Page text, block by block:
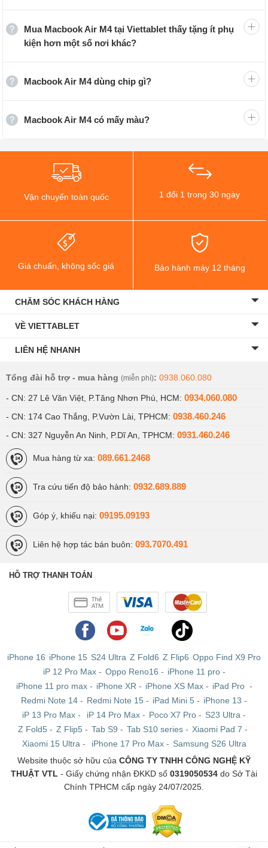
inch và
với kích thước 15 inch. Ngoài ra,
cả hai model đều cung cấp thêm các phiên bản cấu hình
16GB - 256GB 25.899.000 ₫
33.999.000 ₫
MacBook Air M4 có gì mới?
Tuy không có nhiều thay đổi đột phá nhưng Apple đã hiệu
nghiệm tốt hơn cho người dùng.
Tùy chọn màu xanh dương mới
đã làm mới dòng MacBook Air của mình bằng một
tùy chọn màu xanh dương da trời hoàn toàn mới. Nó là
màu xanh da trời với tông nhạt tuyệt đẹp, ánh kim tạo ra
hiệu ứng chuyển sắc khá sống động khi ánh sáng phản
chiếu vào bề mặt. Màu mới này cùng các màu sắc khác
như đêm xanh thẳm, ánh sao và bạc hoàn thiện bộ sưu
tập rực rỡ của dòng máy này.
Tùy chọn màu xanh da trời mới
Chip M4 mạnh mẽ
Bên cạnh màu sắc mới, Apple cũng nâng cấp hiệu suất
hoạt động của dòngMacBookAir với con chip M4. Bộ vi
xử lý này có CPU 10 lõi mạnh mẽ, GPU lên đến 10 lõi và
hỗ trợ bộ nhớ hợp nhất tối đa lên đến 32GB. Nhờ đó,
giúp MacBook Air M4 2025 nhanh hơn tới 2 lần so với
Mua Macbook Air M4 tại Viettablet thấy tặng ít phụ
kiện hơn một số nơi khác?
Macbook Air M4 dùng chip gì?
Macbook Air M4 có mấy màu?
Vận chuyển toàn quốc 1 đổi 1 trong 30 ngày
Giá chuẩn, không sốc giá Bảo hành máy 12 tháng
CHĂM SÓC KHÁCH HÀNG
VỀ VIETTABLET
LIÊN HỆ NHANH
Tổng đài hỗ trợ - mua hàng (miễn phí): 0938.060.080
- CN: 27 Lê Văn Việt, P.Tăng Nhơn Phú, HCM: 0934.060.080
- CN: 174 Cao Thắng, P.Vườn Lài, TPHCM: 0938.460.246
- CN: 327 Nguyễn An Ninh, P.Dĩ An, TPHCM: 0931.460.246
Mua hàng từ xa: 089.661.2468
Tra cứu tiến độ bảo hành: 0932.689.889
Góp ý, khiếu nại: 09195.09193
Liên hệ hợp tác bán buôn: 093.7070.491
HỖ TRỢ THANH TOÁN
iPhone 16 iPhone 15 S24 Ultra Z Fold6 Z Flip6 Oppo Find X9 Pro
iP 12 Pro Max- Oppo Reno16 - iPhone 11 pro-
iPhone 11 pro max- iPhone XR - iPhone XS Max- iPad Pro -
Redmi Note 14 - Redmi Note 15 - iPad Mini 5 - iPhone 13 -
iP 13 Pro Max - iP 14 Pro Max - Poco X7 Pro - S23 Ultra -
Z Fold5 - Z Flip5 - Tab S9 - Tab S10 series - Xiaomi Pad 7 -
Xiaomi 15 Ultra - iPhone 17 Pro Max- Samsung S26 Ultra
Website thuộc sở hữu của CÔNG TY TNHH CÔNG NGHỆ KỸ
THUẬT VTL - Giấy chứng nhận ĐKKD số 0319050534 do Sở Tài
Chính TPHCM cấp ngày 24/07/2025.